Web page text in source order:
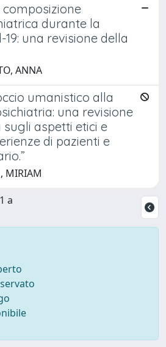
durante la
una revisione della
ANNA
umanistico alla
una revisione
aspetti etici e
di pazienti e
MIRIAM
a